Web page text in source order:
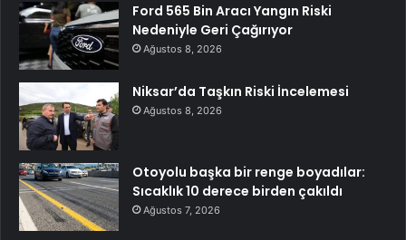
Ford 565 Bin Aracı Yangın Riski
Nedeniyle Geri Çağırıyor
Ağustos 8, 2026
Niksar’da Taşkın Riski İncelemesi
Ağustos 8, 2026
Otoyolu başka bir renge boyadılar:
Sıcaklık 10 derece birden çakıldı
Ağustos 7, 2026